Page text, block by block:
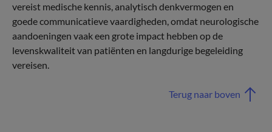
vereist medische kennis, analytisch denkvermogen en
goede communicatieve vaardigheden, omdat neurologische
aandoeningen vaak een grote impact hebben op de
levenskwaliteit van patiënten en langdurige begeleiding
vereisen.
Terug naar boven